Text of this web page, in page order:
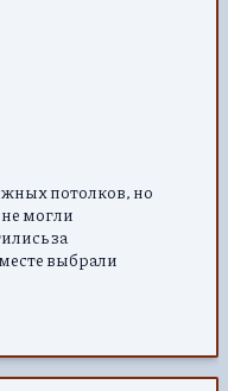
потолков, но
могли
за
выбрали